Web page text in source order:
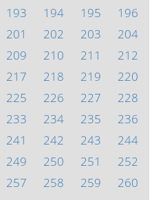
193 194 195
196
201 202 203
204
209 210 211
212
217 218 219
220
225 226 227
228
233 234 235
236
241 242 243
244
249 250 251
252
257 258 259
260